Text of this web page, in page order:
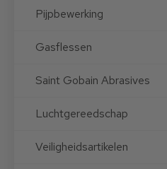
Pijpbewerking
Gasflessen
Saint Gobain Abrasives
Luchtgereedschap
Veiligheidsartikelen